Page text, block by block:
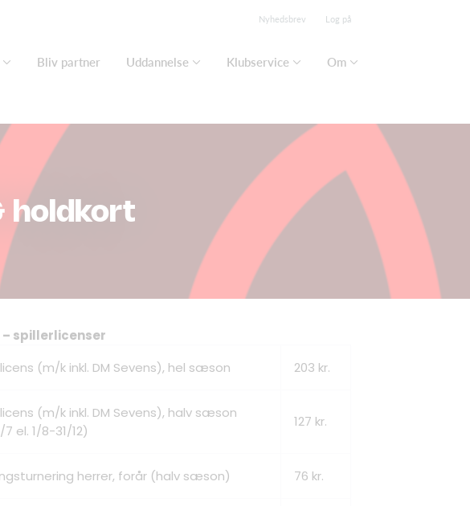
Nyhedsbrev Log på
Bliv partner Uddannelse Klubservice Om
holdkort
spillerlicenser
(m/k inkl. DM Sevens), hel sæson
203 kr.
(m/k inkl. DM Sevens), halv sæson
7 el. 1/8-31/12)
127 kr.
herrer, forår (halv sæson) 76 kr.